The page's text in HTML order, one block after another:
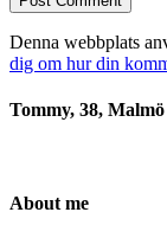
Denna webbplats
dig om hur din
Tommy, 38, Malmö
About me